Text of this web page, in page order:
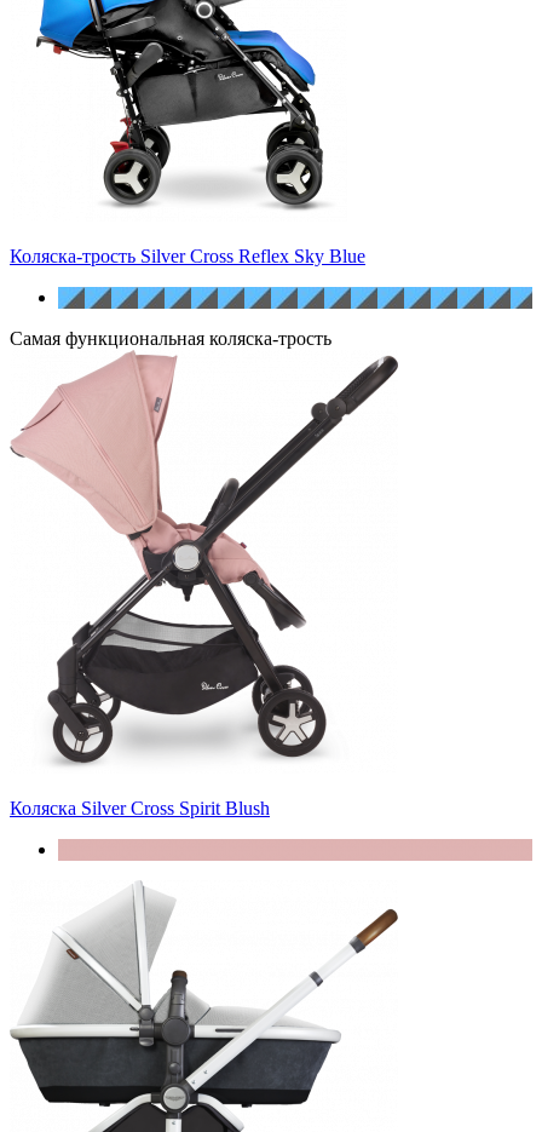
Коляска-трость Silver Cross Reflex Sky Blue
Самая функциональная коляска-трость
Коляска Silver Cross Spirit Blush